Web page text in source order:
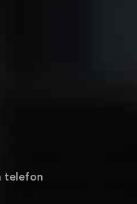
telefon